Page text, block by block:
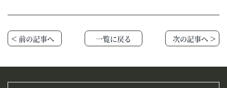
前の記事へ 一覧に戻る 次の記事へ